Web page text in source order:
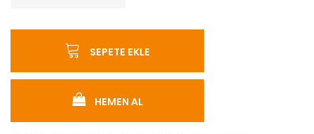
SEPETE EKLE
HEMEN AL